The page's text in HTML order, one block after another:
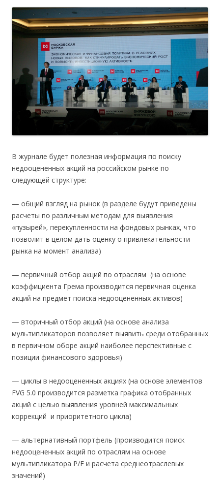
В журнале будет полезная информация по поиску
недооцененных акций на российском рынке по
следующей структуре:
— общий взгляд на рынок (в разделе будут приведены
расчеты по различным методам для выявления
«пузырей», перекупленности на фондовых рынках, что
позволит в целом дать оценку о привлекательности
рынка на момент анализа)
— первичный отбор акций по отраслям (на основе
коэффициента Грема производится первичная оценка
акций на предмет поиска недооцененных активов)
— вторичный отбор акций (на основе анализа
мультипликаторов позволяет выявить среди отобранных
в первичном оборе акций наиболее перспективные с
позиции финансового здоровья)
— циклы в недооцененных акциях (на основе элементов
FVG 5.0 производится разметка графика отобранных
акций с целью выявления уровней максимальных
коррекций и приоритетного цикла)
— альтернативный портфель (производится поиск
недооцененных акций по отраслям на основе
мультипликатора P/E и расчета среднеотраслевых
значений)